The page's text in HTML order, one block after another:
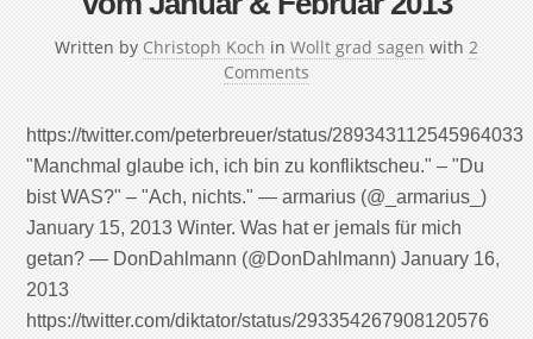
Written by Christoph Koch in Wollt grad sagen with 2
Comments
https://twitter.com/peterbreuer/status/289343112545964033
"Manchmal glaube ich, ich bin zu konfliktscheu." – "Du
bist WAS?" – "Ach, nichts." — armarius (@_armarius_)
January 15, 2013 Winter. Was hat er jemals für mich
getan? — DonDahlmann (@DonDahlmann) January 16,
2013
https://twitter.com/diktator/status/293354267908120576